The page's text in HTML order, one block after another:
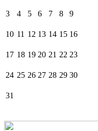
3 4 5 6 7 8 9
10 11 12 13 14 15 16
17 18 19 20 21 22 23
24 25 26 27 28 29 30
31